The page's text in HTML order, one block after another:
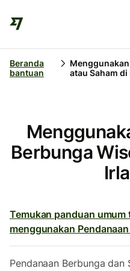
Beranda
bantuan
atau Saham
Berbunga
Temukan panduan
menggunakan
Pendanaan Berbunga